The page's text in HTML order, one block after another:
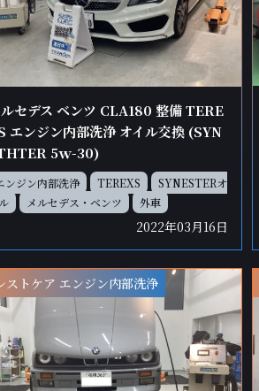
ルセデス ベンツ CLA180 整備 TERE
エンジン内部洗浄 オイル交換 (SYN
5ｗ-30)
ンジン内部洗浄 TEREXS
SYNESTERオ
メルセデス・ベンツ 外車
2022年03月16日
ストケア エンジン内部洗浄